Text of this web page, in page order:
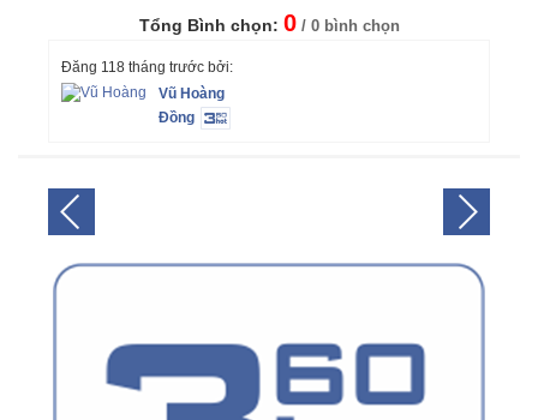
Tổng Bình chọn: 0 / 0 bình chọn
Đăng 118 tháng trước bởi:
Vũ Hoàng
Đồng